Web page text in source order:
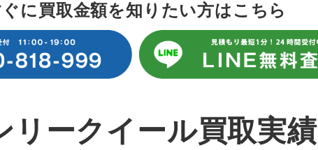
に買取金額を知りたい方はこちら
リークイール買取実績